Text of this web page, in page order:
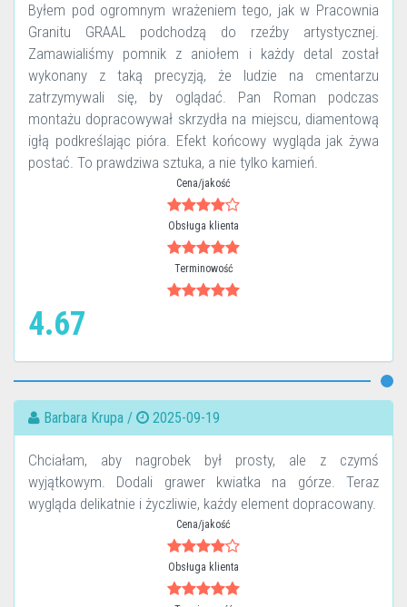
Byłem pod ogromnym wrażeniem tego, jak w Pracownia
Granitu GRAAL podchodzą do rzeźby artystycznej.
Zamawialiśmy pomnik z aniołem i każdy detal został
wykonany z taką precyzją, że ludzie na cmentarzu
zatrzymywali się, by oglądać. Pan Roman podczas
montażu dopracowywał skrzydła na miejscu, diamentową
igłą podkreślając pióra. Efekt końcowy wygląda jak żywa
postać. To prawdziwa sztuka, a nie tylko kamień.
Cena/jakość
Obsługa klienta
Terminowość
4.67
Barbara Krupa / 2025-09-19
Chciałam, aby nagrobek był prosty, ale z czymś
wyjątkowym. Dodali grawer kwiatka na górze. Teraz
wygląda delikatnie i życzliwie, każdy element dopracowany.
Cena/jakość
Obsługa klienta